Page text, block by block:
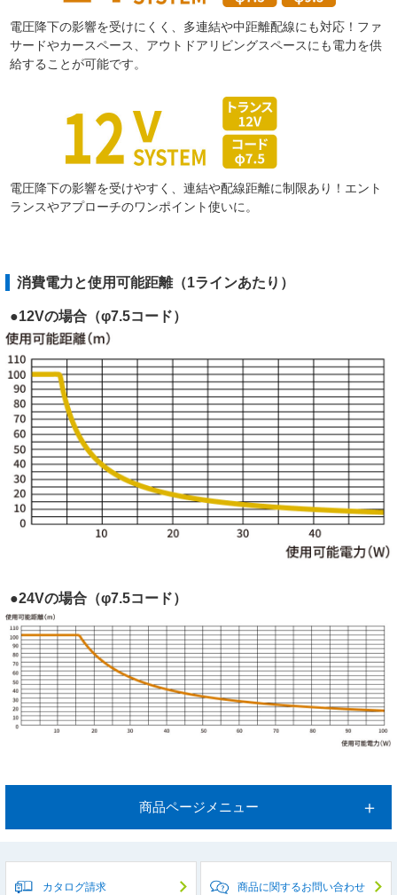
電圧降下の影響を受けにくく、多連結や中距離配線にも対応！ファ
サードやカースペース、アウトドアリビングスペースにも電力を供
給することが可能です。
電圧降下の影響を受けやすく、連結や配線距離に制限あり！エント
ランスやアプローチのワンポイント使いに。
消費電力と使用可能距離（1ラインあたり）
●12Vの場合（φ7.5コード）
●24Vの場合（φ7.5コード）
商品ページメニュー
カタログ請求 商品に関するお問い合わせ